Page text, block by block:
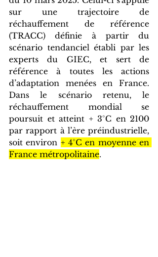
sur une trajectoire de
réchauffement de référence
(TRACC) définie à partir du
scénario tendanciel établi par les
experts du GIEC, et sert de
référence à toutes les actions
d’adaptation menées en France.
Dans le scénario retenu, le
réchauffement mondial se
poursuit et atteint + 3°C en 2100
par rapport à l’ère préindustrielle,
soit environ + 4°C en moyenne en
France métropolitaine.